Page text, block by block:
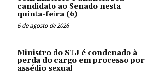
candidato ao Senado nesta
quinta-feira (6)
6 de agosto de 2026
Ministro do STJ é condenado à
perda do cargo em processo por
assédio sexual